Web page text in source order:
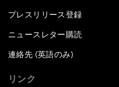
プレスリリース登録
ニュースレター購読
連絡先 (英語のみ)
リンク